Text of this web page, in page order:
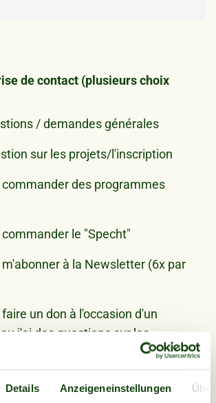
Details Anzeigeneinstellungen
de contact (plusieurs choix
/ demandes générales
sur les projets/l'inscription
des programmes
le "Specht"
à la Newsletter (6x par
un don à l'occasion d'un
j'ai des questions sur les
dons
donateur